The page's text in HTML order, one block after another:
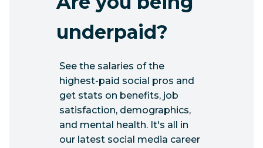
underpaid?
See the salaries of the
highest-paid social pros and
get stats on benefits, job
satisfaction, demographics,
and mental health. It's all in
our latest social media career